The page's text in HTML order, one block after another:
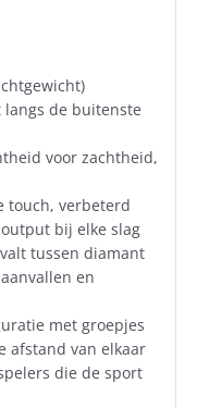
de buitenste
voor zachtheid,
touch, verbeterd
bij elke slag
tussen diamant
en
met groepjes
afstand van elkaar
die de sport